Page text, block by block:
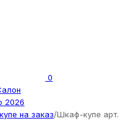
0
на заказ/Шкаф-купе арт.